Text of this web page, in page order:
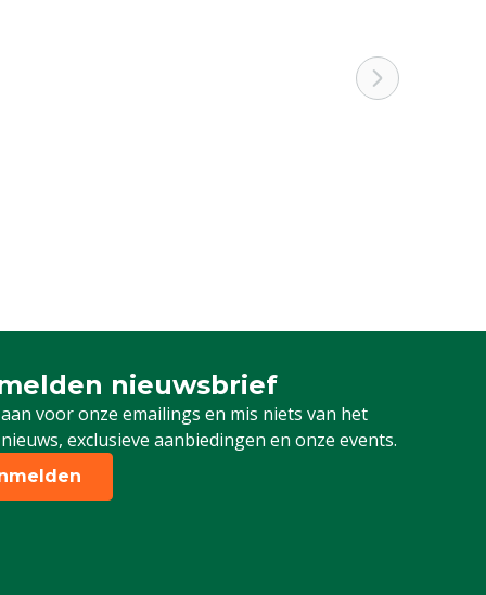
nieuwsbrief
voor onze emailings en mis niets van het
exclusieve aanbiedingen en onze events.
aan voor onze nieuwsbrief